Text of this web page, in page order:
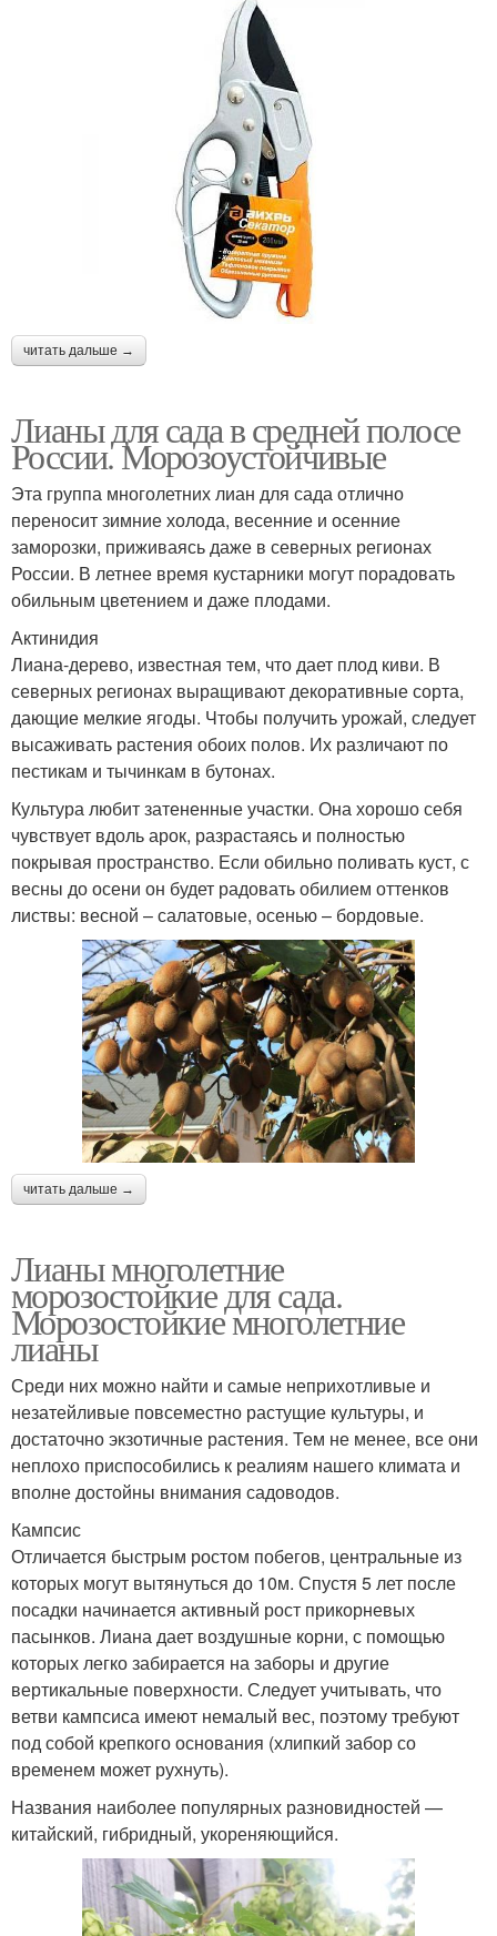
читать дальше →
Лианы для сада в средней полосе
России. Морозоустойчивые
Эта группа многолетних лиан для сада отлично
переносит зимние холода, весенние и осенние
заморозки, приживаясь даже в северных регионах
России. В летнее время кустарники могут порадовать
обильным цветением и даже плодами.
Актинидия
Лиана-дерево, известная тем, что дает плод киви. В
северных регионах выращивают декоративные сорта,
дающие мелкие ягоды. Чтобы получить урожай, следует
высаживать растения обоих полов. Их различают по
пестикам и тычинкам в бутонах.
Культура любит затененные участки. Она хорошо себя
чувствует вдоль арок, разрастаясь и полностью
покрывая пространство. Если обильно поливать куст, с
весны до осени он будет радовать обилием оттенков
листвы: весной – салатовые, осенью – бордовые.
читать дальше →
Лианы многолетние
морозостойкие для сада.
Морозостойкие многолетние
лианы
Среди них можно найти и самые неприхотливые и
незатейливые повсеместно растущие культуры, и
достаточно экзотичные растения. Тем не менее, все они
неплохо приспособились к реалиям нашего климата и
вполне достойны внимания садоводов.
Кампсис
Отличается быстрым ростом побегов, центральные из
которых могут вытянуться до 10м. Спустя 5 лет после
посадки начинается активный рост прикорневых
пасынков. Лиана дает воздушные корни, с помощью
которых легко забирается на заборы и другие
вертикальные поверхности. Следует учитывать, что
ветви кампсиса имеют немалый вес, поэтому требуют
под собой крепкого основания (хлипкий забор со
временем может рухнуть).
Названия наиболее популярных разновидностей —
китайский, гибридный, укореняющийся.